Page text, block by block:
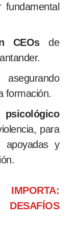
CEOsde
formación.
para
apoyadas y